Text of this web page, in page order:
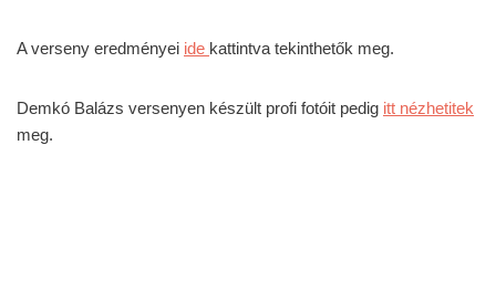
A verseny eredményei ide kattintva tekinthetők meg.
Demkó Balázs versenyen készült profi fotóit pedig itt nézhetitek
meg.